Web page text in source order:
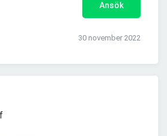
Ansök
30 november 2022